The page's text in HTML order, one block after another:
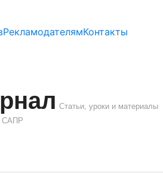
РекламодателямКонтакты
Статьи, уроки и материалы
САПР